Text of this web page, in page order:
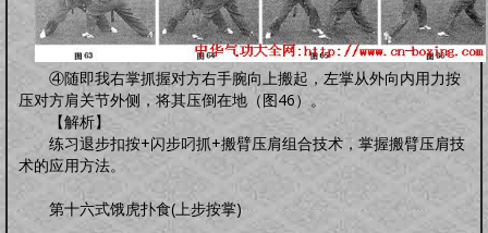
④随即我右掌抓握对方右手腕向上搬起，左掌从外向内用力按
压对方肩关节外侧，将其压倒在地（图46）。
【解析】
练习退步扣按+闪步叼抓+搬臂压肩组合技术，掌握搬臂压肩技
术的应用方法。
第十六式饿虎扑食(上步按掌)